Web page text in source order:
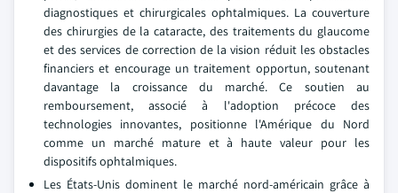
diagnostiques et chirurgicales ophtalmiques. La couverture
des chirurgies de la cataracte, des traitements du glaucome
et des services de correction de la vision réduit les obstacles
financiers et encourage un traitement opportun, soutenant
davantage la croissance du marché. Ce soutien au
remboursement, associé à l'adoption précoce des
technologies innovantes, positionne l'Amérique du Nord
comme un marché mature et à haute valeur pour les
dispositifs ophtalmiques.
Les États-Unis dominent le marché nord-américain grâce à